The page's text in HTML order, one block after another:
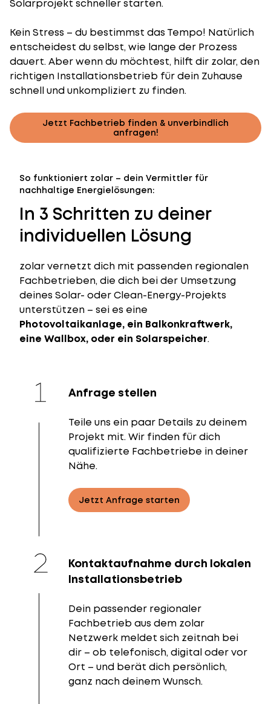
Solarprojekt schneller starten.
Kein Stress – du bestimmst das Tempo! Natürlich
entscheidest du selbst, wie lange der Prozess
dauert. Aber wenn du möchtest, hilft dir zolar, den
richtigen Installationsbetrieb für dein Zuhause
schnell und unkompliziert zu finden.
Jetzt Fachbetrieb finden & unverbindlich
anfragen!
So funktioniert zolar – dein Vermittler für
nachhaltige Energielösungen:
In 3 Schritten zu deiner
individuellen Lösung
zolar vernetzt dich mit passenden regionalen
Fachbetrieben, die dich bei der Umsetzung
deines Solar- oder Clean-Energy-Projekts
unterstützen – sei es eine
Photovoltaikanlage, ein Balkonkraftwerk,
eine Wallbox, oder ein Solarspeicher.
Anfrage stellen
Teile uns ein paar Details zu deinem
Projekt mit. Wir finden für dich
qualifizierte Fachbetriebe in deiner
Nähe.
Jetzt Anfrage starten
Kontaktaufnahme durch lokalen
Installationsbetrieb
Dein passender regionaler
Fachbetrieb aus dem zolar
Netzwerk meldet sich zeitnah bei
dir – ob telefonisch, digital oder vor
Ort – und berät dich persönlich,
ganz nach deinem Wunsch.